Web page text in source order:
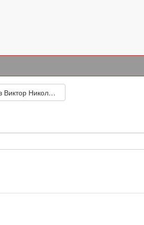
Васильев Виктор Николаевич